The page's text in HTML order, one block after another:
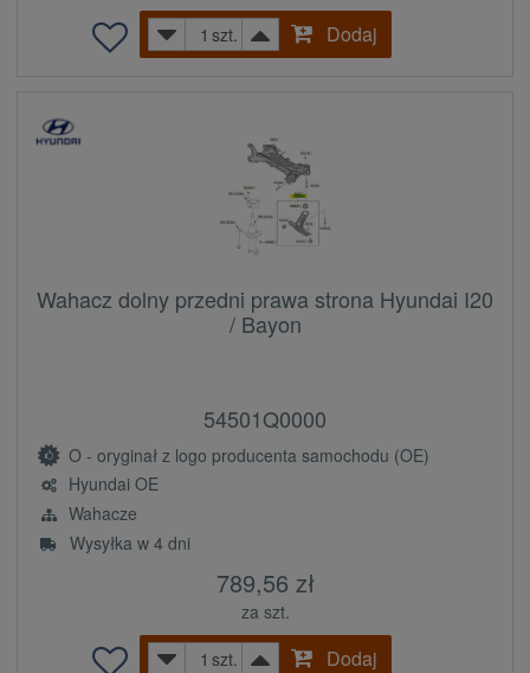
szt.
Dodaj
Wahacz dolny przedni prawa strona Hyundai I20
/ Bayon
54501Q0000
O - oryginał z logo producenta samochodu (OE)
Hyundai OE
Wahacze
Wysyłka w 4 dni
789,56 zł
za szt.
szt.
Dodaj